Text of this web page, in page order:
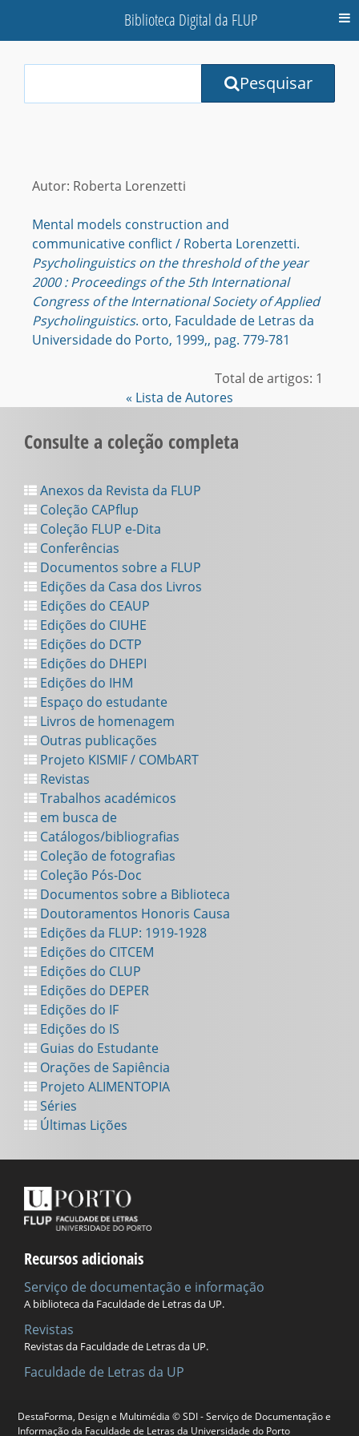
DestaForma, Design e Multimédia © SDI - Serviço de Documentação e
Informação da Faculdade de Letras da Universidade do Porto
Biblioteca Digital da FLUP
Terms:
Pesquisar
Autor: Roberta Lorenzetti
Mental models construction and
communicative conflict / Roberta Lorenzetti.
Psycholinguistics on the threshold of the year
2000 : Proceedings of the 5th International
Congress of the International Society of Applied
Psycholinguistics. orto, Faculdade de Letras da
Universidade do Porto, 1999,, pag. 779-781
Total de artigos: 1
« Lista de Autores
Consulte a coleção completa
Anexos da Revista da FLUP
Coleção CAPflup
Coleção FLUP e-Dita
Conferências
Documentos sobre a FLUP
Edições da Casa dos Livros
Edições do CEAUP
Edições do CIUHE
Edições do DCTP
Edições do DHEPI
Edições do IHM
Espaço do estudante
Livros de homenagem
Outras publicações
Projeto KISMIF / COMbART
Revistas
Trabalhos académicos
em busca de
Catálogos/bibliografias
Coleção de fotografias
Coleção Pós-Doc
Documentos sobre a Biblioteca
Doutoramentos Honoris Causa
Edições da FLUP: 1919-1928
Edições do CITCEM
Edições do CLUP
Edições do DEPER
Edições do IF
Edições do IS
Guias do Estudante
Orações de Sapiência
Projeto ALIMENTOPIA
Séries
Últimas Lições
Recursos adicionais
Serviço de documentação e informação
A biblioteca da Faculdade de Letras da UP.
Revistas
Revistas da Faculdade de Letras da UP.
Faculdade de Letras da UP
Universidade do Porto